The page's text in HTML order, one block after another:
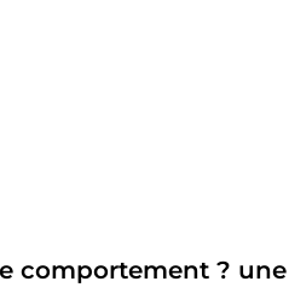
comportement ?